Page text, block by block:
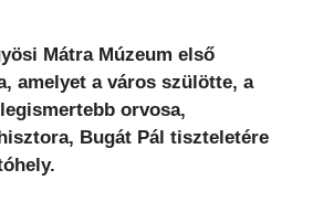
Mátra Múzeum első
amelyet a város szülötte, a
orvosa,
Bugát Pál tiszteletére